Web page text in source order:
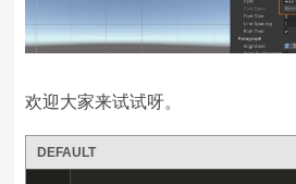
欢迎大家来试试呀。
DEFAULT